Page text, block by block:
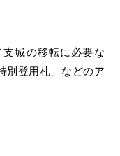
城の移転に必要な
別登用札」などのア